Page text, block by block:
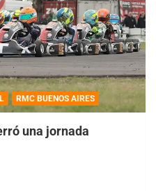
RMC BUENOS AIRES
una jornada